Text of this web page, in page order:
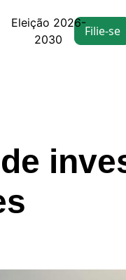
Eleição 2026-
2030
Filie-se